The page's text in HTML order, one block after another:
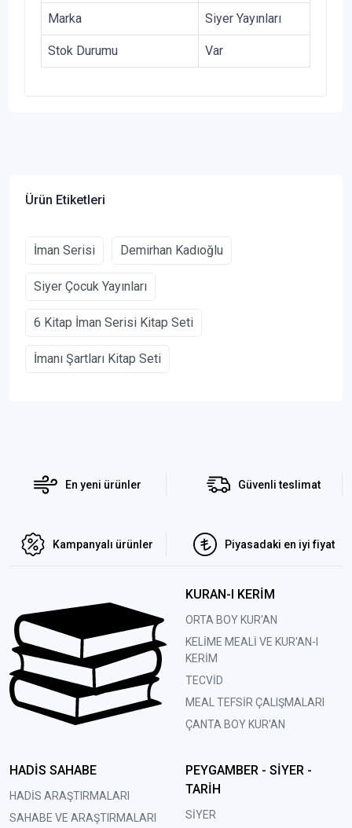
Marka Siyer Yayınları
Stok Durumu Var
Ürün Etiketleri
İman Serisi Demirhan Kadıoğlu
Siyer Çocuk Yayınları
6 Kitap İman Serisi Kitap Seti
İmanı Şartları Kitap Seti
En yeni ürünler Güvenli teslimat
Kampanyalı ürünler Piyasadaki en iyi fiyat
KURAN-I KERİM
ORTA BOY KUR'AN
KELİME MEALİ VE KUR'AN-I
KERİM
TECVİD
MEAL TEFSİR ÇALIŞMALARI
ÇANTA BOY KUR'AN
HADİS SAHABE
HADİS ARAŞTIRMALARI
SAHABE VE ARAŞTIRMALARI
PEYGAMBER - SİYER -
TARİH
SİYER